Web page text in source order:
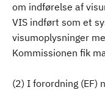
om indførelse af
VIS indført som et
visumoplysninger
Kommissionen fik
(2) I forordning